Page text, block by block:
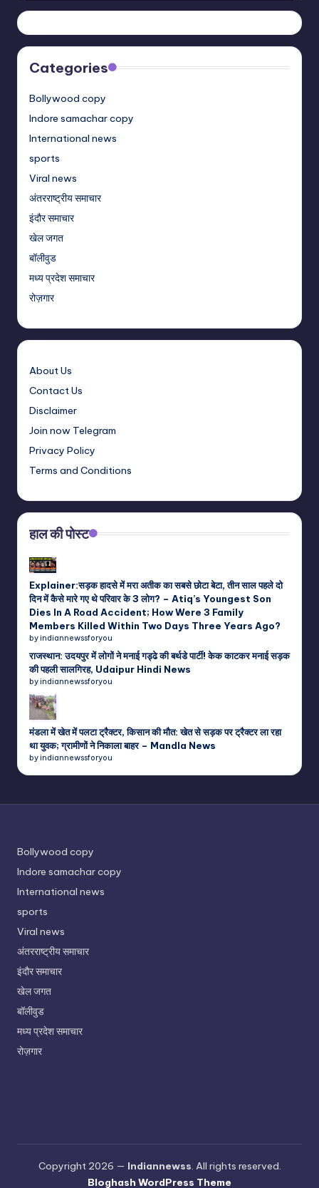
Categories
Bollywood copy
Indore samachar copy
International news
sports
Viral news
अंतरराष्ट्रीय समाचार
इंदौर समाचार
खेल जगत
बॉलीवुड
मध्य प्रदेश समाचार
रोज़गार
About Us
Contact Us
Disclaimer
Join now Telegram
Privacy Policy
Terms and Conditions
हाल की पोस्ट
Explainer:सड़क हादसे में मरा अतीक का सबसे छोटा बेटा, तीन साल पहले दो
दिन में कैसे मारे गए थे परिवार के 3 लोग? – Atiq’s Youngest Son
Dies In A Road Accident; How Were 3 Family
Members Killed Within Two Days Three Years Ago?
by indiannewssforyou
राजस्थान: उदयपुर में लोगों ने मनाई गड्ढे की बर्थडे पार्टी! केक काटकर मनाई सड़क
की पहली सालगिरह, Udaipur Hindi News
by indiannewssforyou
मंडला में खेत में पलटा ट्रैक्टर, किसान की मौत: खेत से सड़क पर ट्रैक्टर ला रहा
था युवक; ग्रामीणों ने निकाला बाहर – Mandla News
by indiannewssforyou
Bollywood copy
Indore samachar copy
International news
sports
Viral news
अंतरराष्ट्रीय समाचार
इंदौर समाचार
खेल जगत
बॉलीवुड
मध्य प्रदेश समाचार
रोज़गार
Copyright 2026 — Indiannewss. All rights reserved.
Bloghash WordPress Theme